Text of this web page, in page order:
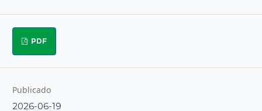
PDF
Publicado
2026-06-19